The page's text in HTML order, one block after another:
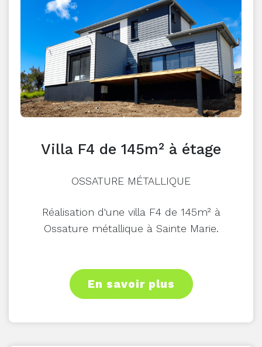
Villa F4 de 145m² à étage
OSSATURE MÉTALLIQUE
Réalisation d'une villa F4 de 145m² à
Ossature métallique à Sainte Marie.
En savoir plus